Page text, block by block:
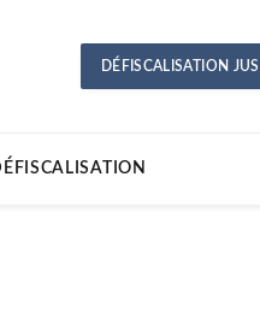
DÉFISCALISATION